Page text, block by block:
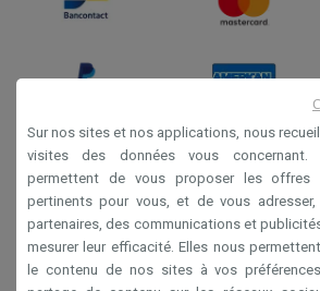
Conditions générales de
Privacy
Disclaimer
Cookies
Sur nos sites et nos applications, nous
visites des données vous concernant.
permettent de vous proposer les offres
pertinents pour vous, et de vous
partenaires, des communications et
mesurer leur efficacité. Elles nous
le contenu de nos sites à vos